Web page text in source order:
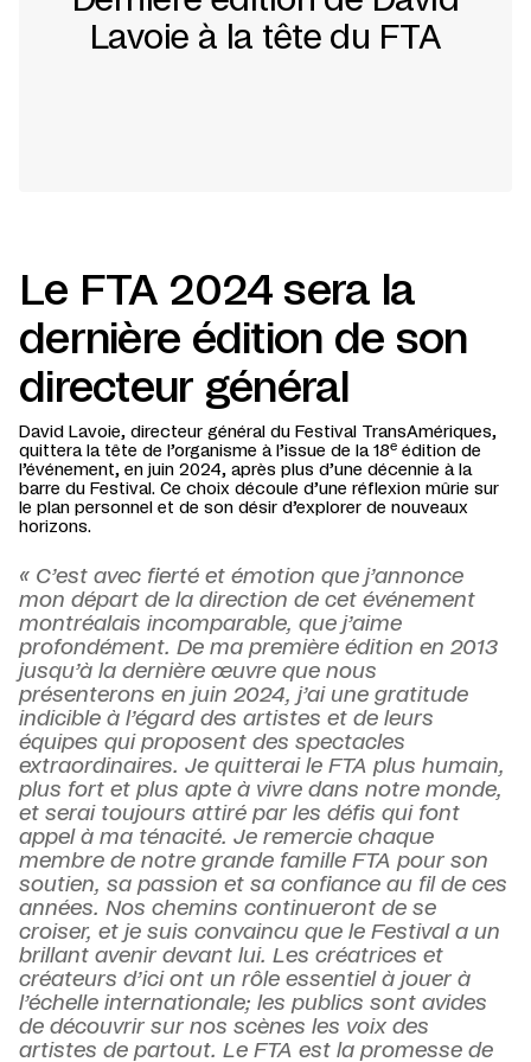
Lavoie à la tête du FTA
Le FTA 2024 sera la
dernière édition de son
directeur général
David Lavoie, directeur général du Festival TransAmériques,
quittera la tête de l’organisme à l’issue de la 18e édition de
l’événement, en juin 2024, après plus d’une décennie à la
barre du Festival. Ce choix découle d’une réflexion mûrie sur
le plan personnel et de son désir d’explorer de nouveaux
horizons.
« C’est avec fierté et émotion que j’annonce
mon départ de la direction de cet événement
montréalais incomparable, que j’aime
profondément. De ma première édition en 2013
jusqu’à la dernière œuvre que nous
présenterons en juin 2024, j’ai une gratitude
indicible à l’égard des artistes et de leurs
équipes qui proposent des spectacles
extraordinaires. Je quitterai le FTA plus humain,
plus fort et plus apte à vivre dans notre monde,
et serai toujours attiré par les défis qui font
appel à ma ténacité. Je remercie chaque
membre de notre grande famille FTA pour son
soutien, sa passion et sa confiance au fil de ces
années. Nos chemins continueront de se
croiser, et je suis convaincu que le Festival a un
brillant avenir devant lui. Les créatrices et
créateurs d’ici ont un rôle essentiel à jouer à
l’échelle internationale; les publics sont avides
de découvrir sur nos scènes les voix des
artistes de partout. Le FTA est la promesse de